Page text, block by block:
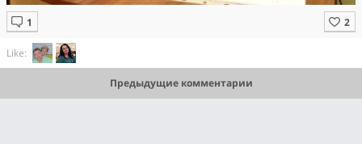
Like:
Предыдущие комментарии